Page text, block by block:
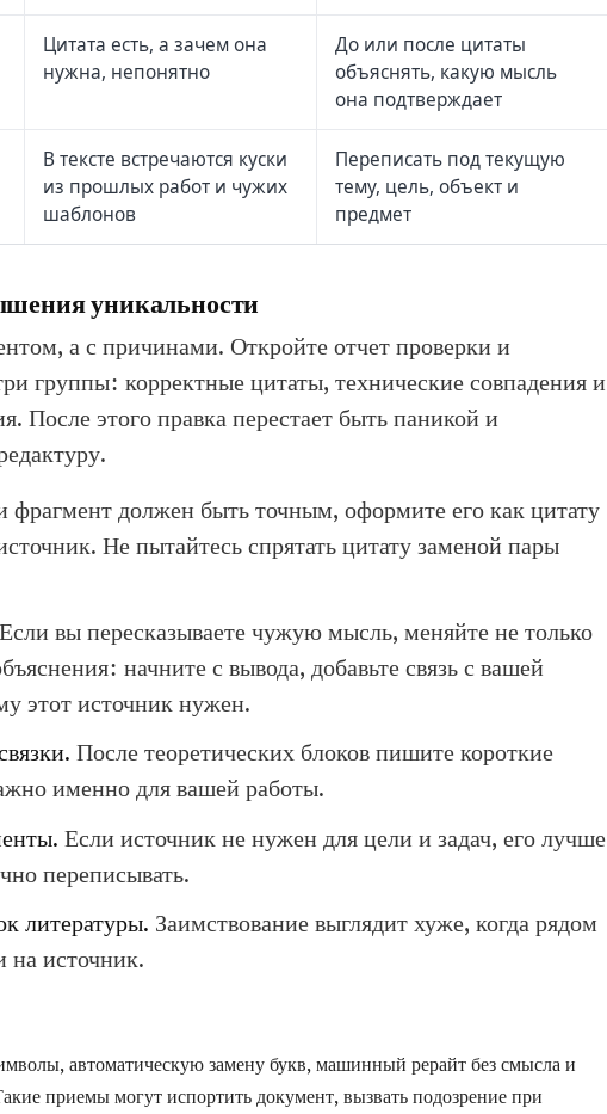
Цитата есть, а зачем она
нужна, непонятно
До или после цитаты
объяснять, какую мысль
она подтверждает
В тексте встречаются куски
из прошлых работ и чужих
шаблонов
Переписать под текущую
тему, цель, объект и
предмет
уникальности
а с причинами. Откройте отчет проверки и
группы: корректные цитаты, технические совпадения и
После этого правка перестает быть паникой и
фрагмент должен быть точным, оформите его как цитату
Не пытайтесь спрятать цитату заменой пары
Если вы пересказываете чужую мысль, меняйте не только
начните с вывода, добавьте связь с вашей
этот источник нужен.
После теоретических блоков пишите короткие
именно для вашей работы.
Если источник не нужен для цели и задач, его лучше
переписывать.
литературы. Заимствование выглядит хуже, когда рядом
на источник.
автоматическую замену букв, машинный рерайт без смысла и
приемы могут испортить документ, вызвать подозрение при